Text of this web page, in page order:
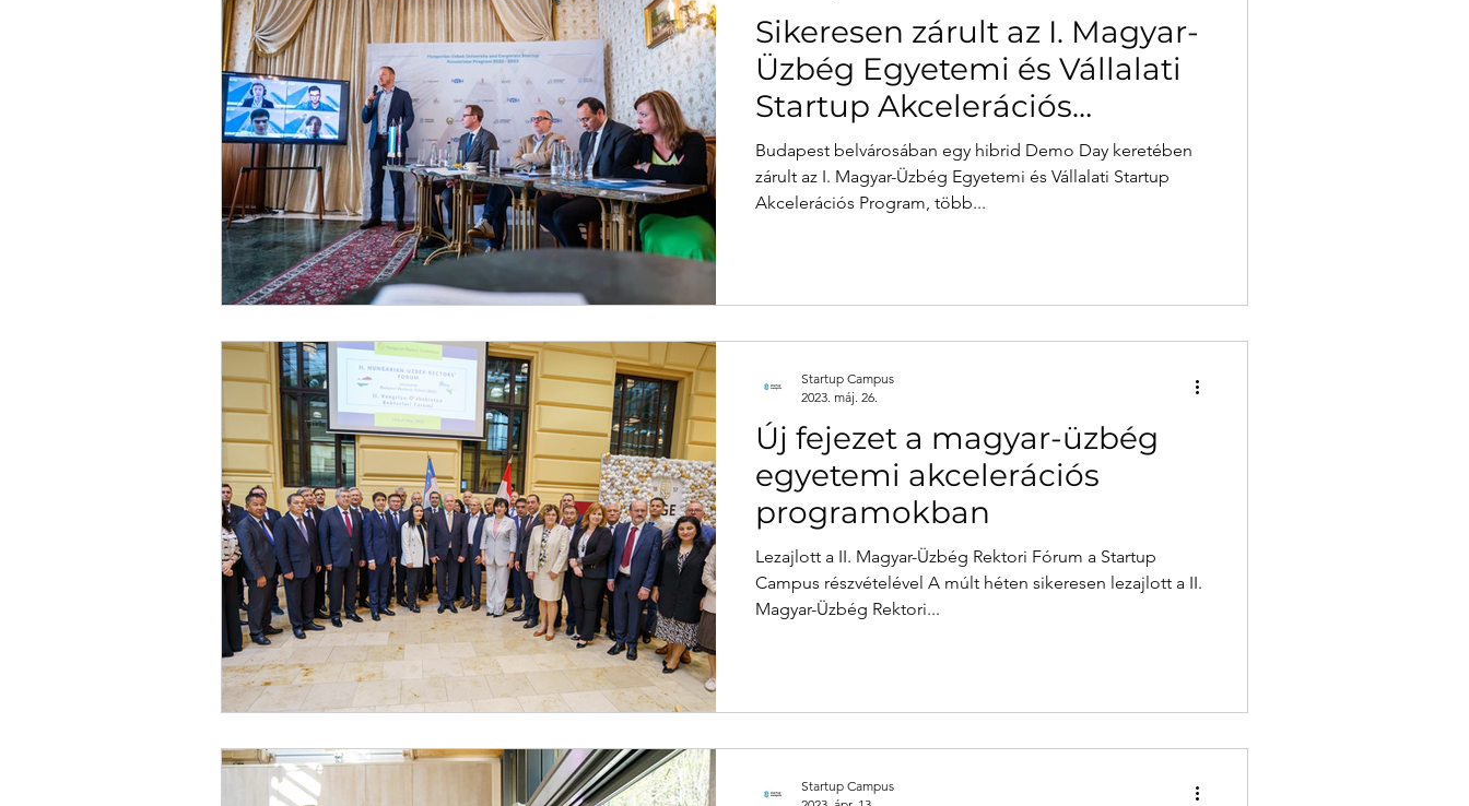
Sikeresen zárult az I. Magyar-
Üzbég Egyetemi és Vállalati
Startup Akcelerációs
Program
Budapest belvárosában egy hibrid Demo Day keretében
zárult az I. Magyar-Üzbég Egyetemi és Vállalati Startup
Akcelerációs Program, több...
Új fejezet a magyar-üzbég
egyetemi akcelerációs
programokban
Lezajlott a II. Magyar-Üzbég Rektori Fórum a Startup
Campus részvételével A múlt héten sikeresen lezajlott a II.
Magyar-Üzbég Rektori...
Startup Campus
2023. máj. 26.
Startup Campus